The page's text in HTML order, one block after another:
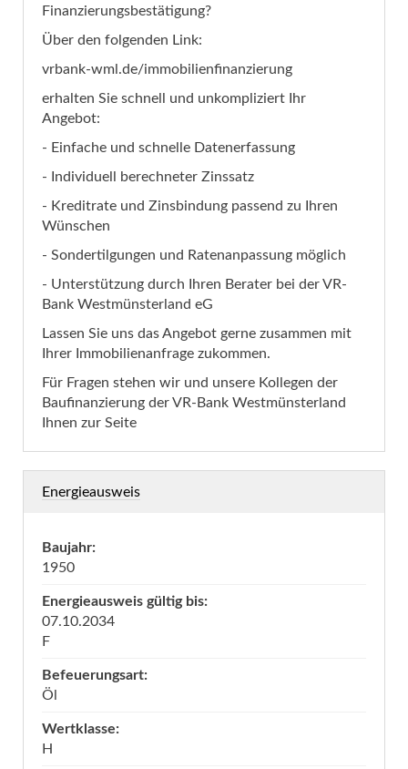
Finanzierungsbestätigung?
Über den folgenden Link:
vrbank-wml.de/immobilienfinanzierung
erhalten Sie schnell und unkompliziert Ihr
Angebot:
- Einfache und schnelle Datenerfassung
- Individuell berechneter Zinssatz
- Kreditrate und Zinsbindung passend zu Ihren
Wünschen
- Sondertilgungen und Ratenanpassung möglich
- Unterstützung durch Ihren Berater bei der VR-
Bank Westmünsterland eG
Lassen Sie uns das Angebot gerne zusammen mit
Ihrer Immobilienanfrage zukommen.
Für Fragen stehen wir und unsere Kollegen der
Baufinanzierung der VR-Bank Westmünsterland
Ihnen zur Seite
Energieausweis
Baujahr:
1950
Energieausweis gültig bis:
07.10.2034
F
Befeuerungsart:
Öl
Wertklasse:
H